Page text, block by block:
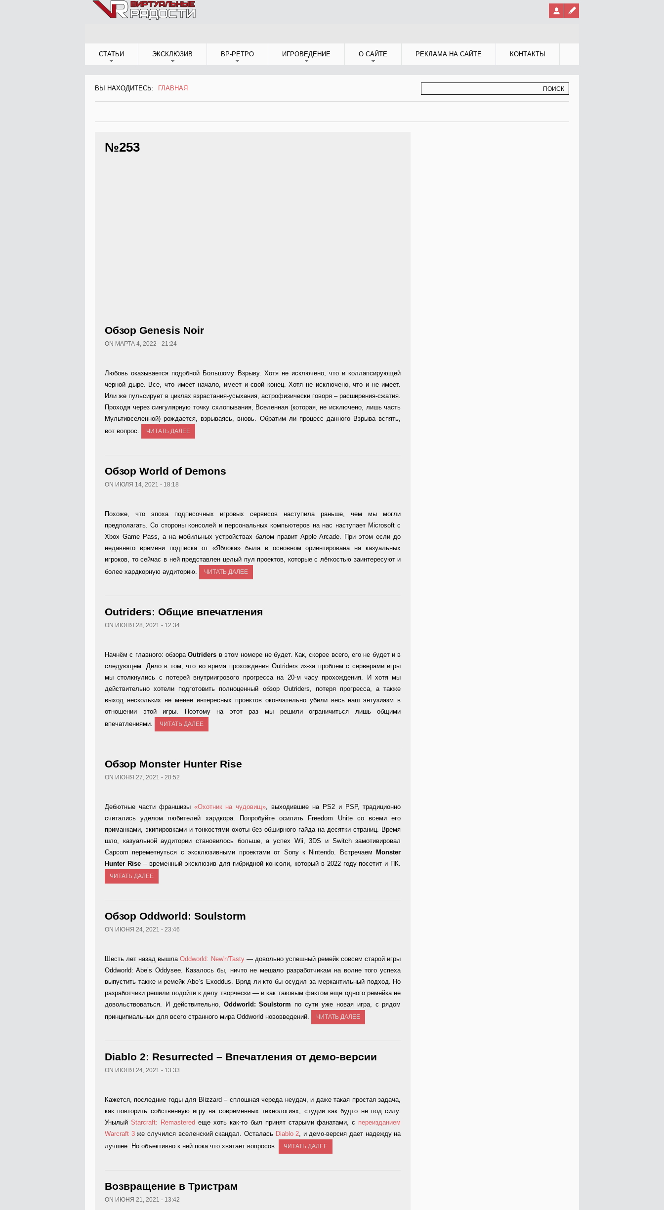
СТАТЬИ ЭКСКЛЮЗИВ ВР-РЕТРО ИГРОВЕДЕНИЕ О САЙТЕ РЕКЛАМА НА САЙТЕ КОНТАКТЫ
ВЫ НАХОДИТЕСЬ:
ВЫ НАХОДИТЕСЬ
ГЛАВНАЯ
№253
Обзор Genesis Noir
ON МАРТА 4, 2022 - 21:24
Любовь оказывается подобной Большому Взрыву. Хотя не исключено, что и коллапсирующей
черной дыре. Все, что имеет начало, имеет и свой конец. Хотя не исключено, что и не имеет.
Или же пульсирует в циклах взрастания-усыхания, астрофизически говоря – расширения-сжатия.
Проходя через сингулярную точку схлопывания, Вселенная (которая, не исключено, лишь часть
Мультивселенной) рождается, взрываясь, вновь. Обратим ли процесс данного Взрыва вспять,
вот вопрос.
ЧИТАТЬ ДАЛЕЕ
Обзор World of Demons
ON ИЮЛЯ 14, 2021 - 18:18
Похоже, что эпоха подписочных игровых сервисов наступила раньше, чем мы могли
предполагать. Со стороны консолей и персональных компьютеров на нас наступает Microsoft с
Xbox Game Pass, а на мобильных устройствах балом правит Apple Arcade. При этом если до
недавнего времени подписка от «Яблока» была в основном ориентирована на казуальных
игроков, то сейчас в ней представлен целый пул проектов, которые с лёгкостью заинтересуют и
более хардкорную аудиторию.
ЧИТАТЬ ДАЛЕЕ
Outriders: Общие впечатления
ON ИЮНЯ 28, 2021 - 12:34
Начнём с главного: обзораOutriders в этом номере не будет. Как, скорее всего, его не будет и в
следующем. Дело в том, что во время прохождения Outriders из-за проблем с серверами игры
мы столкнулись с потерей внутриигрового прогресса на 20-м часу прохождения. И хотя мы
действительно хотели подготовить полноценный обзор Outriders, потеря прогресса, а также
выход нескольких не менее интересных проектов окончательно убили весь наш энтузиазм в
отношении этой игры. Поэтому на этот раз мы решили ограничиться лишь общими
впечатлениями.
ЧИТАТЬ ДАЛЕЕ
Обзор Monster Hunter Rise
ON ИЮНЯ 27, 2021 - 20:52
Дебютные части франшизы «Охотник на чудовищ», выходившие на PS2 и PSP, традиционно
считались уделом любителей хардкора. Попробуйте осилить Freedom Unite со всеми его
приманками, экипировками и тонкостями охоты без обширного гайда на десятки страниц. Время
шло, казуальной аудитории становилось больше, а успех Wii, 3DS и Switch замотивировал
Capcom переметнуться с эксклюзивными проектами от Sony к Nintendo. Встречаем
Monster
Hunter Rise– временный эксклюзив для гибридной консоли, который в 2022 году посетит и ПК.
ЧИТАТЬ ДАЛЕЕ
Обзор Oddworld: Soulstorm
ON ИЮНЯ 24, 2021 - 23:46
Шесть лет назад вышлаOddworld: New'n'Tasty— довольно успешный ремейк совсем старой игры
Oddworld: Abe’s Oddysee. Казалось бы, ничто не мешало разработчикам на волне того успеха
выпустить также и ремейк Abe’s Exoddus. Вряд ли кто бы осудил за меркантильный подход. Но
разработчики решили подойти к делу творчески — и как таковым фактом еще одного ремейка не
довольствоваться. И действительно, Oddworld: Soulstorm по сути уже новая игра, с рядом
принципиальных для всего странного мира Oddworld нововведений.
ЧИТАТЬ ДАЛЕЕ
Diablo 2: Resurrected – Впечатления от демо-версии
ON ИЮНЯ 24, 2021 - 13:33
Кажется, последние годы для Blizzard – сплошная череда неудач, и даже такая простая задача,
как повторить собственную игру на современных технологиях, студии как будто не под силу.
Унылый Starcraft: Remastered еще хоть как-то был принят старыми фанатами, с переизданием
Warcraft 3же случился вселенский скандал. Осталась Diablo 2, и демо-версия дает надежду на
лучшее. Но объективно к ней пока что хватает вопросов.
ЧИТАТЬ ДАЛЕЕ
Возвращение в Тристрам
ON ИЮНЯ 21, 2021 - 13:42